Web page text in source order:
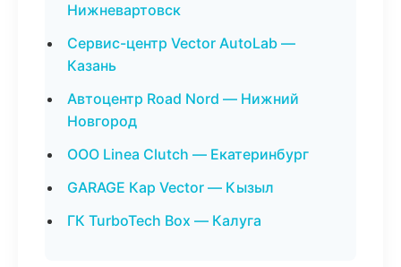
Нижневартовск
Сервис-центр Vector AutoLab —
Казань
Автоцентр Road Nord — Нижний
Новгород
ООО Linea Clutch — Екатеринбург
GARAGE Кар Vector — Кызыл
ГК TurboTech Box — Калуга